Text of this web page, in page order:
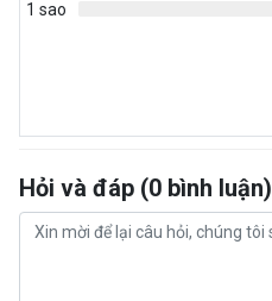
1 sao
Hỏi và đáp (0 bình luận)